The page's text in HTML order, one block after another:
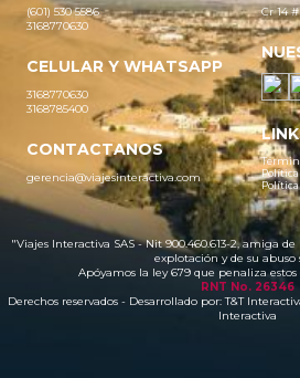
(601) 530 5586
3168770630
CELULAR Y WHATSAPP
3168770630
3168785400
CONTACTANOS
gerencia@viajesinteractiva.com
Cr 14
"Viajes Interactiva SAS - Nit 900.460.613-2, amiga
explotación y de su abuso
Apóyamos la ley 679 que penaliza
RNT No. 26346
Derechos reservados - Desarrollado por:T&T
Interactiva